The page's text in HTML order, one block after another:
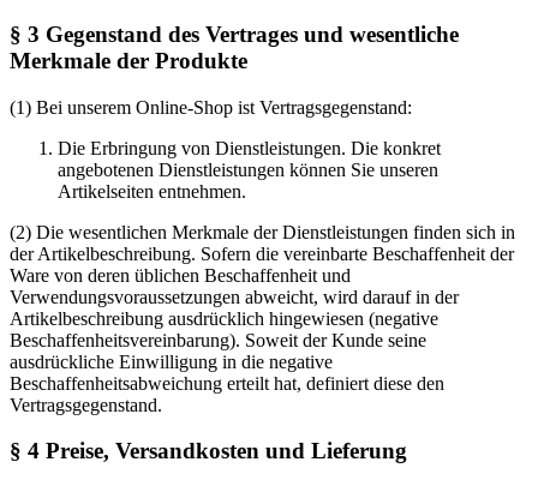
§ 3 Gegenstand des Vertrages und wesentliche
Merkmale der Produkte
(1) Bei unserem Online-Shop ist Vertragsgegenstand:
Die Erbringung von Dienstleistungen. Die konkret
angebotenen Dienstleistungen können Sie unseren
Artikelseiten entnehmen.
(2) Die wesentlichen Merkmale der Dienstleistungen finden sich in
der Artikelbeschreibung. Sofern die vereinbarte Beschaffenheit der
Ware von deren üblichen Beschaffenheit und
Verwendungsvoraussetzungen abweicht, wird darauf in der
Artikelbeschreibung ausdrücklich hingewiesen (negative
Beschaffenheitsvereinbarung). Soweit der Kunde seine
ausdrückliche Einwilligung in die negative
Beschaffenheitsabweichung erteilt hat, definiert diese den
Vertragsgegenstand.
§ 4 Preise, Versandkosten und Lieferung